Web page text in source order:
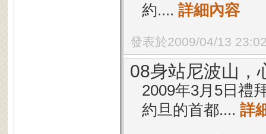
約.... 詳細內容
發表於2009/04/13
08身站尼波山，
2009年3月5日禮
約旦的首都.... 詳